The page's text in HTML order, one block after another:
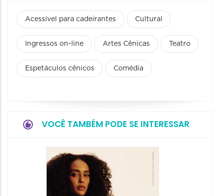
Acessível para cadeirantes Cultural
Ingressos on-line Artes Cênicas Teatro
Espetáculos cênicos Comédia
VOCÊ TAMBÉM PODE SE INTERESSAR